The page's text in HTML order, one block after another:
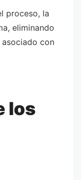
proceso, la
eliminando
con
los